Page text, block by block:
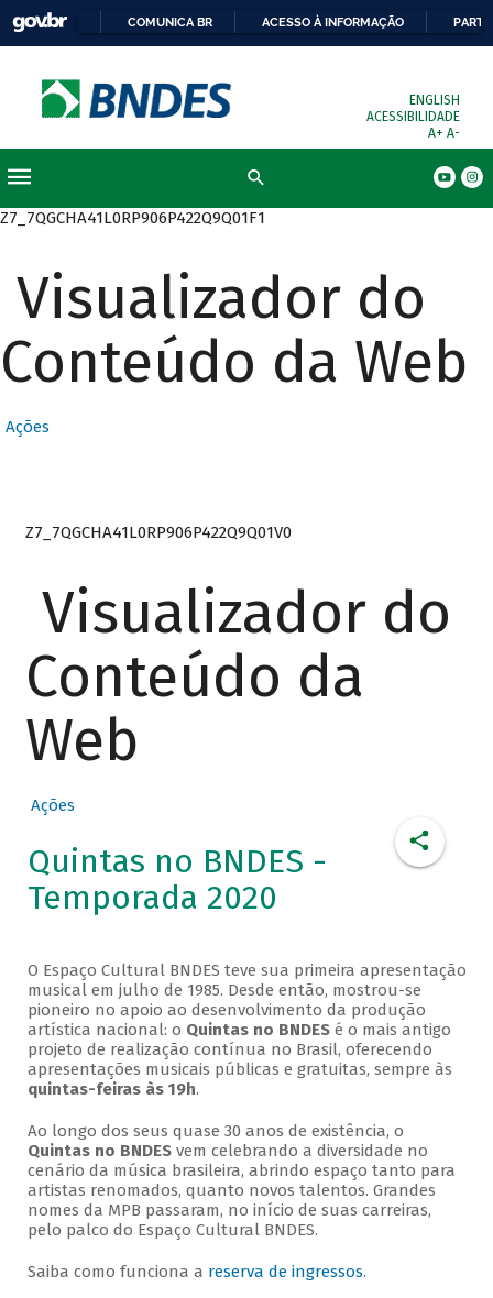
COMUNICA BR ACESSO À INFORMAÇÃO
ENGLISH
ACESSIBILIDADE
A+ A-
Z7_7QGCHA41L0RP906P422Q9Q01F1
Visualizador do
Conteúdo da Web
Ações
Z7_7QGCHA41L0RP906P422Q9Q01V0
Visualizador do
Conteúdo da
Web
Ações
Quintas no BNDES -
Temporada 2020
O Espaço Cultural BNDES teve sua primeira apresentação
musical em julho de 1985. Desde então, mostrou-se
pioneiro no apoio ao desenvolvimento da produção
artística nacional: o Quintas no BNDESé o mais antigo
projeto de realização contínua no Brasil, oferecendo
apresentações musicais públicas e gratuitas, sempre às
quintas-feiras às 19h.
Ao longo dos seus quase 30 anos de existência, o
Quintas no BNDESvem celebrando a diversidade no
cenário da música brasileira, abrindo espaço tanto para
artistas renomados, quanto novos talentos. Grandes
nomes da MPB passaram, no início de suas carreiras,
pelo palco do Espaço Cultural BNDES.
Saiba como funciona a reserva de ingressos.